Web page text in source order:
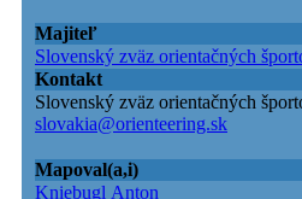
Majiteľ
Slovenský zväz orientačných
Kontakt
Slovenský zväz orientačných
slovakia@orienteering.sk
Mapoval(a,i)
Kniebugl Anton